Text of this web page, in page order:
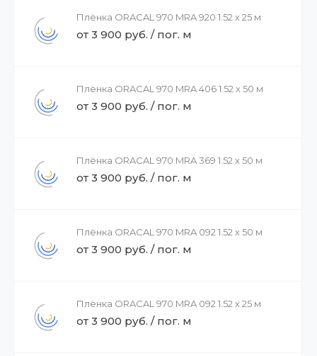
Плёнка ORACAL 970 MRA 920 1.52 x 25 м
от 3 900 руб. / пог. м
Плёнка ORACAL 970 MRA 406 1.52 x 50 м
от 3 900 руб. / пог. м
Плёнка ORACAL 970 MRA 369 1.52 x 50 м
от 3 900 руб. / пог. м
Плёнка ORACAL 970 MRA 092 1.52 x 50 м
от 3 900 руб. / пог. м
Плёнка ORACAL 970 MRA 092 1.52 x 25 м
от 3 900 руб. / пог. м